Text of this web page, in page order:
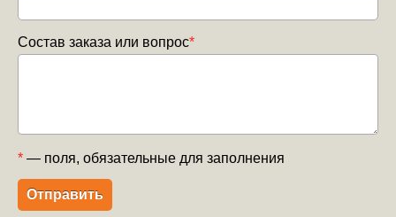
Состав заказа или вопрос*
* — поля, обязательные для заполнения